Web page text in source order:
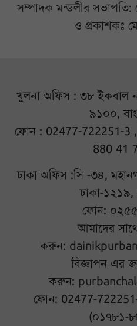
সম্পাদক মন্ডলীর
ও প্রকাশকঃ
খুলনা অফিস : ৩৮ ইকবাল
৯১০০,
ফোন : 02477-722251-3 ,
880 41
ঢাকা অফিস :সি -৩৪,
ঢাকা-১২১৯,
ফোন:
আমাদের
করুন:
বিজ্ঞাপন এর
করুন:
ফোন: 02477-
(০১৭৮১-